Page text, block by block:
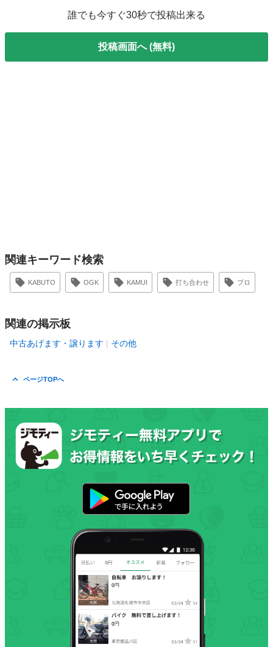
誰でも今すぐ30秒で投稿出来る
投稿画面へ (無料)
関連キーワード検索
KABUTO OGK KAMUI 打ち合わせ プロ
関連の掲示板
中古あげます・譲ります その他
ページTOPへ